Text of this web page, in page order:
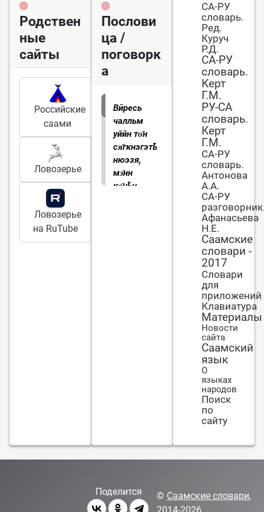
Родствен
ные
сайты
Российские
саами
Ловозерье
Ловозерье
на RuTube
Послови
ца /
поговорк
а
Вӣресь
чалльм
уййн то̄н
ся̄гкнэгэтҍ
нюэзя,
мэ̄нн
ка̄нҍц
СА-РУ
словарь.
Ред.
Куруч
Р.Д.
СА-РУ
словарь.
Керт
Г.М.
РУ-СА
словарь.
Керт
Г.М.
СА-РУ
словарь.
Антонова
А.А.
СА-РУ
Афанасьева
Н.Е.
Саамские
словари -
2017
Словари
для
приложений
Клавиатура
Материалы
Новости
сайта
Саамский
язык
О
языках
народов
Поиск
по
сайту
Поделится © Саамские словари,